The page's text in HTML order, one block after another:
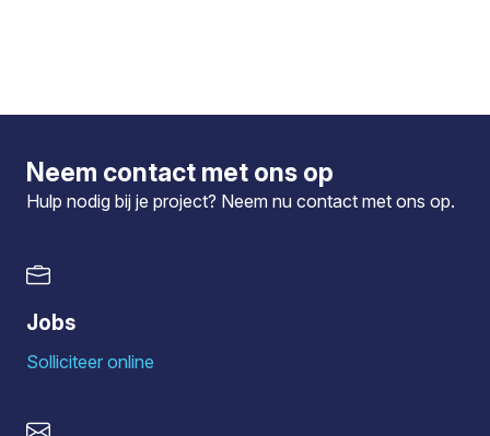
Neem contact met ons op
Hulp nodig bij je project? Neem nu contact met ons op.
Jobs
Solliciteer online